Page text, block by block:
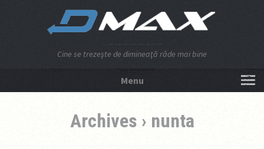
Cine se trezeşte de dimineaţă râde mai bine
Menu
Archives › nunta